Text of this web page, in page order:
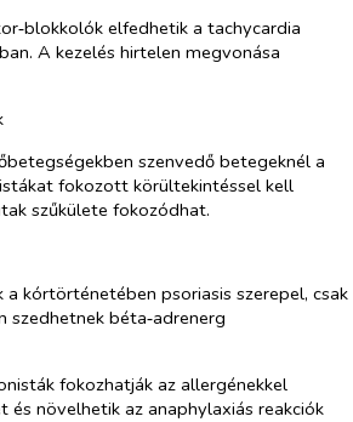
elfedhetik a tachycardia
A kezelés hirtelen megvonása
szenvedő betegeknél a
fokozott körültekintéssel kell
szűkülete fokozódhat.
a kórtörténetében psoriasis szerepel, csak
béta‑adrenerg
fokozhatják az allergénekkel
és növelhetik az anaphylaxiás reakciók